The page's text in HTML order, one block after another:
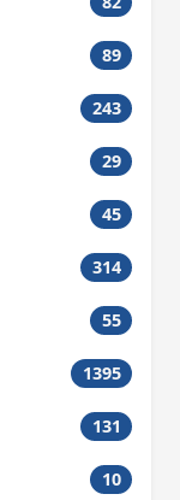
89
243
29
45
314
55
1395
131
10